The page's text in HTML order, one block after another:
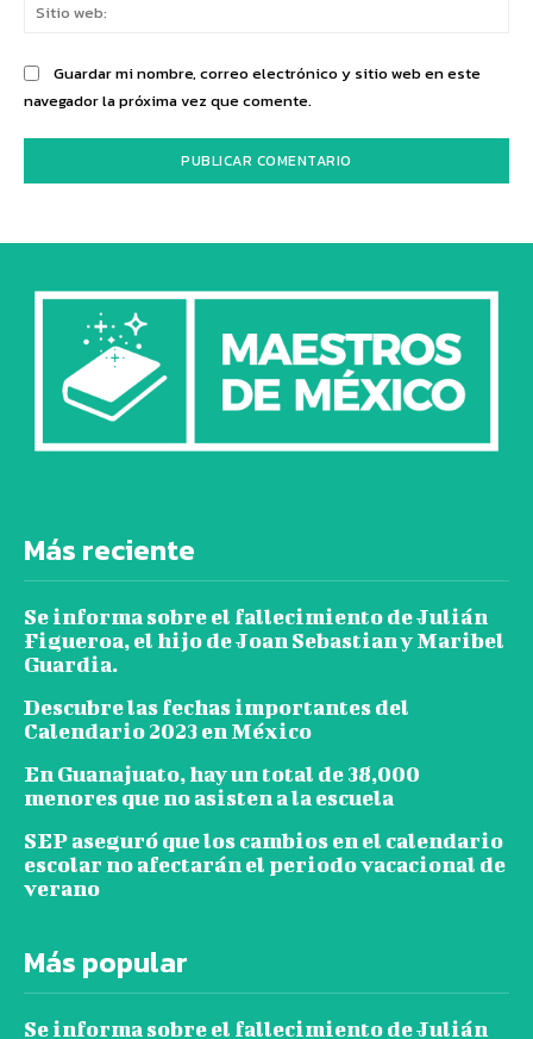
Guardar mi nombre, correo electrónico y sitio web en este
navegador la próxima vez que comente.
Más reciente
Se informa sobre el fallecimiento de Julián
Figueroa, el hijo de Joan Sebastian y Maribel
Guardia.
Descubre las fechas importantes del
Calendario 2023 en México
En Guanajuato, hay un total de 38,000
menores que no asisten a la escuela
SEP aseguró que los cambios en el calendario
escolar no afectarán el periodo vacacional de
verano
Más popular
Se informa sobre el fallecimiento de Julián